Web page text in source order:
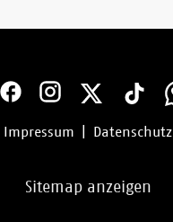
Impressum Datenschutz
Sitemap anzeigen